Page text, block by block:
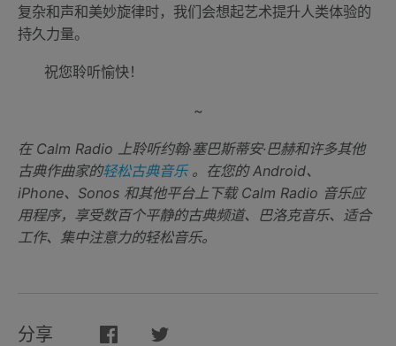
复杂和声和美妙旋律时，我们会想起艺术提升人类体验的
持久力量。
祝您聆听愉快！
~
在 Calm Radio 上聆听约翰·塞巴斯蒂安·巴赫和许多其他
古典作曲家的轻松古典音乐。在您的 Android、
iPhone、Sonos 和其他平台上下载 Calm Radio 音乐应
用程序，享受数百个平静的古典频道、巴洛克音乐、适合
工作、集中注意力的轻松音乐。
分享